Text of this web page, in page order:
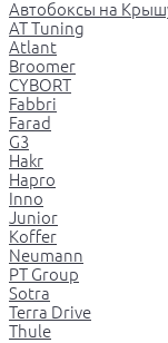
Автобоксы на
AT Tuning
Atlant
Broomer
CYBORT
Fabbri
Farad
G3
Hakr
Hapro
Inno
Junior
Koffer
Neumann
PT Group
Sotra
Terra Drive
Thule